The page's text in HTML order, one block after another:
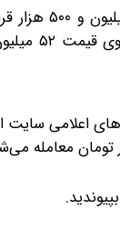
بپیوندید.